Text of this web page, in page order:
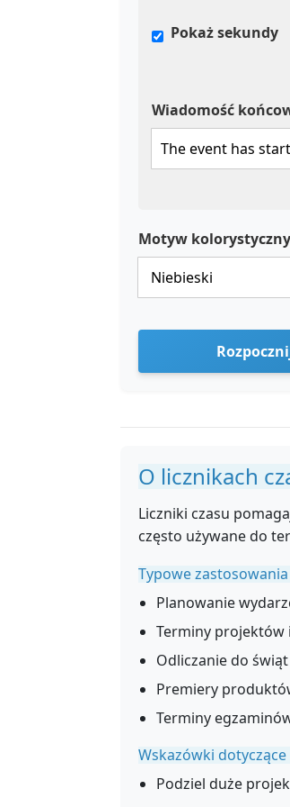
Pokaż sekundy
Wiadomość
Motyw
O licznikach
Liczniki czasu
często używane do
Typowe zastosowania
Planowanie
Terminy projektów
Odliczanie do
Premiery
Terminy
Wskazówki
Podziel duże